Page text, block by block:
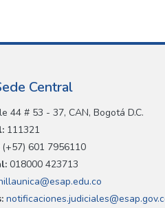
Central
44 # 53 - 37, CAN, Bogotá D.C.
111321
(+57) 601 7956110
018000 423713